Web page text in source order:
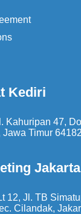
Kediri
Kahuripan 47,
Timur 64182
Jakarta
12, Jl. TB
Cilandak,